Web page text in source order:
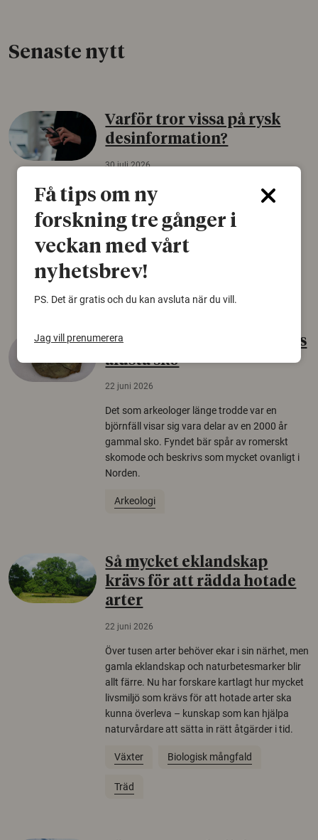
Senaste nytt
Varför tror vissa på rysk
desinformation?
30 juli 2026
Personer som är mer benägna att tro på
konspirationsteorier är ofta mer mottagliga
för rysk desinformation. Det visar en studie
från Försvarshögskolan med deltagare i fyra
europeiska länder.
Säkerhetspolitik
Gammalt skinn var Sveriges
äldsta sko
22 juni 2026
Det som arkeologer länge trodde var en
björnfäll visar sig vara delar av en 2000 år
gammal sko. Fyndet bär spår av romerskt
skomode och beskrivs som mycket ovanligt i
Norden.
Arkeologi
Så mycket eklandskap
krävs för att rädda hotade
arter
22 juni 2026
Över tusen arter behöver ekar i sin närhet, men
gamla eklandskap och naturbetesmarker blir
allt färre. Nu har forskare kartlagt hur mycket
livsmiljö som krävs för att hotade arter ska
kunna överleva – kunskap som kan hjälpa
naturvårdare att sätta in rätt åtgärder i tid.
Växter Biologisk mångfald
Träd
Få tips om ny
forskning tre gånger i
veckan med vårt
nyhetsbrev!
PS. Det är gratis och du kan avsluta när du vill.
Jag vill prenumerera